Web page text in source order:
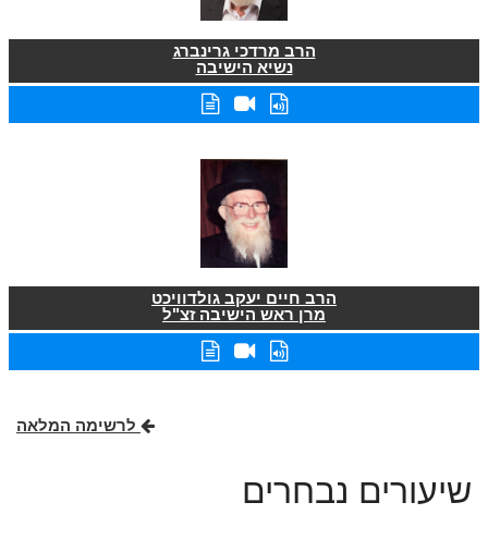
הרב מרדכי גרינברג
נשיא הישיבה
הרב חיים יעקב גולדוויכט
מרן ראש הישיבה זצ"ל
לרשימה המלאה
שיעורים נבחרים